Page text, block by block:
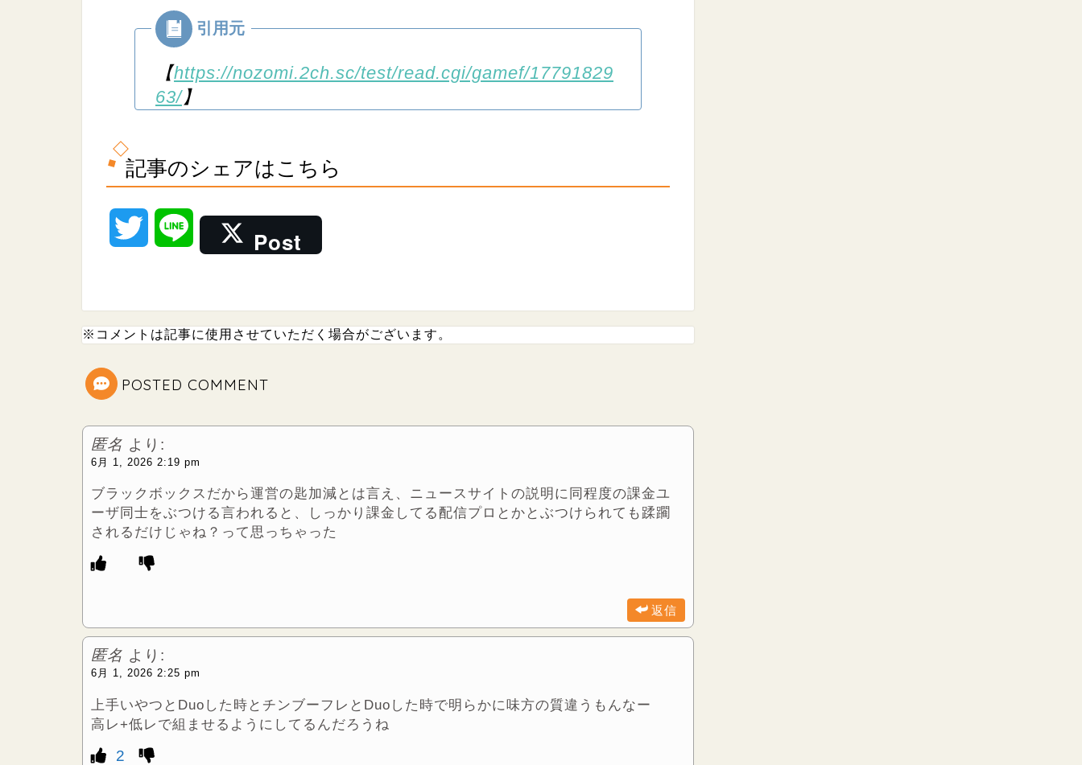
【https://nozomi.2ch.sc/test/read.cgi/gamef/17791829
63/】
記事のシェアはこちら
t
t
r
e
Post
※コメントは記事に使用させていただく場合がございます。
POSTED COMMENT
匿名 より:
6月 1, 2026 2:19 pm
ブラックボックスだから運営の匙加減とは言え、ニュースサイトの説明に同程度の課金ユ
ーザ同士をぶつける言われると、しっかり課金してる配信プロとかとぶつけられても蹂躙
されるだけじゃね？って思っちゃった
返信
匿名 より:
6月 1, 2026 2:25 pm
上手いやつとDuoした時とチンブーフレとDuoした時で明らかに味方の質違うもんなー
高レ+低レで組ませるようにしてるんだろうね
2